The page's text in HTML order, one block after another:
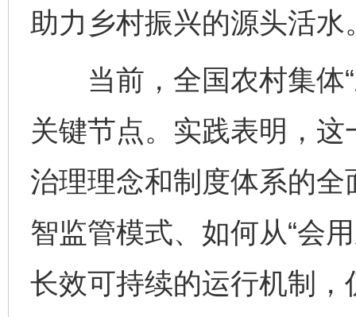
助力乡村振兴的源头活水
当前，全国农村集体“
关键节点。实践表明，
治理理念和制度体系的
智监管模式、如何从“会
长效可持续的运行机制